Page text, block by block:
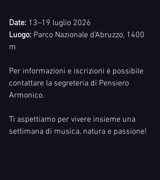
Date: 13–19 luglio 2026
Luogo: Parco Nazionale d’Abruzzo, 1400
m
Per informazioni e iscrizioni è possibile
contattare la segreteria di Pensiero
Armonico.
Ti aspettiamo per vivere insieme una
settimana di musica, natura e passione!